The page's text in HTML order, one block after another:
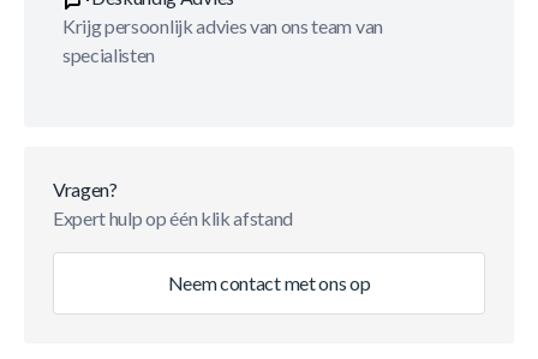
Krijg persoonlijk advies van ons team van
specialisten
Vragen?
Expert hulp op één klik afstand
Neem contact met ons op